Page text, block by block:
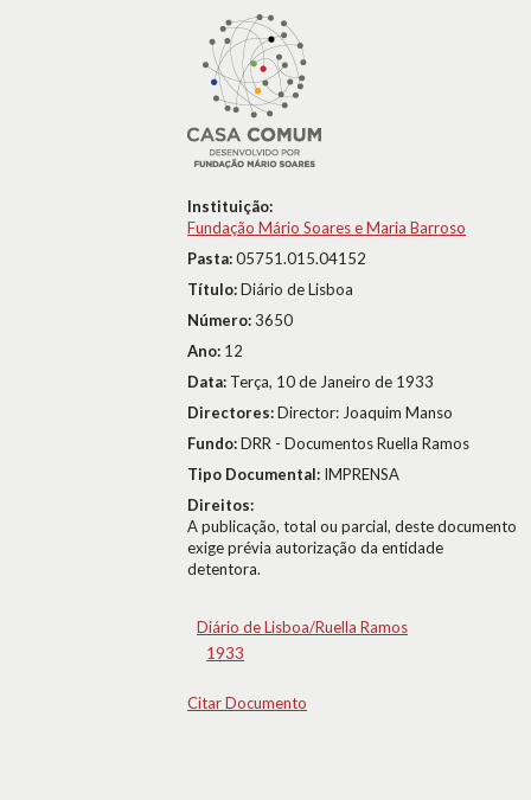
Instituição:
Fundação Mário Soares e Maria Barroso
Pasta:05751.015.04152
Título:Diário de Lisboa
Número:3650
Ano: 12
Data: Terça, 10 de Janeiro de 1933
Directores:Director: Joaquim Manso
Fundo:DRR - Documentos Ruella Ramos
Tipo Documental: IMPRENSA
Direitos:
A publicação, total ou parcial, deste documento
exige prévia autorização da entidade
detentora.
Diário de Lisboa/Ruella Ramos
1933
Citar Documento